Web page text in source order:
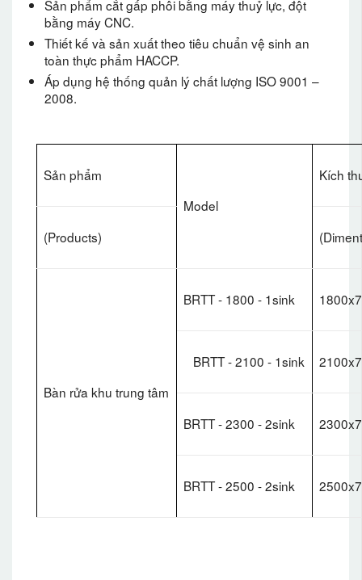
Sản phẩm cắt gấp phôi bằng máy thuỷ lực, đột
bằng máy CNC.
Thiết kế và sản xuất theo tiêu chuẩn vệ sinh an
toàn thực phẩm HACCP.
Áp dụng hệ thống quản lý chất lượng ISO 9001 –
2008.
Sản phẩm
Model
Kích
(Products)
Bàn rửa khu trung tâm
BRTT - 1800 - 1sink
BRTT - 2100 - 1sink
BRTT - 2300 - 2sink
BRTT - 2500 - 2sink